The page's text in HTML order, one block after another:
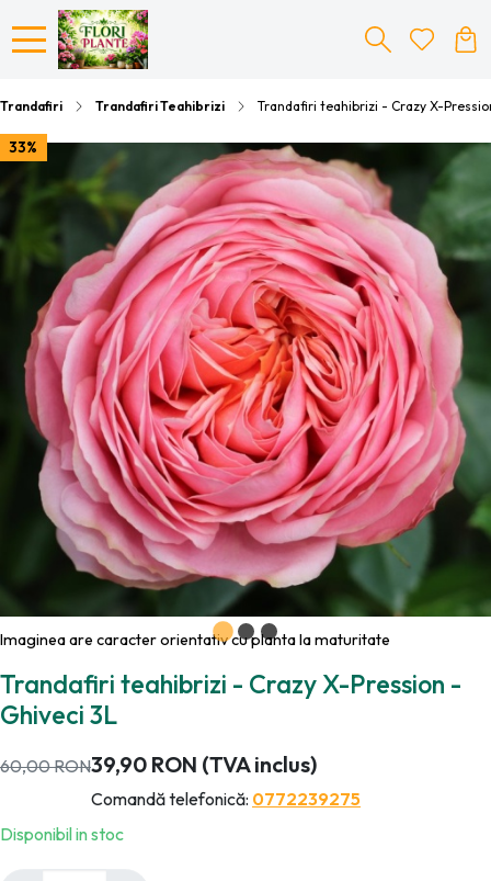
Trandafiri Trandafiri Teahibrizi Trandafiri teahibrizi - Crazy X-
33%
Imaginea are caracter orientativ cu planta la maturitate
Trandafiri teahibrizi - Crazy X-Pression -
Ghiveci 3L
39,90 RON (TVA inclus)
Comandă telefonică: 0772239275
60,00RON
Disponibil in stoc